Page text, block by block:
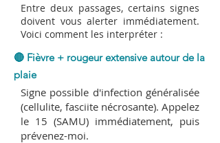
Entre deux passages, certains signes
doivent vous alerter immédiatement.
Voici comment les interpréter :
🔴 Fièvre + rougeur extensive autour de la
plaie
Signe possible d'infection généralisée
(cellulite, fasciite nécrosante). Appelez
le 15 (SAMU) immédiatement, puis
prévenez-moi.